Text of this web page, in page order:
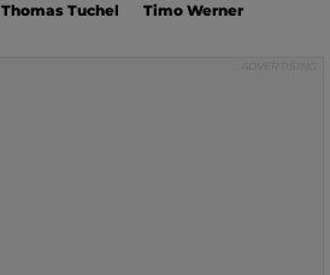
Thomas Tuchel Timo Werner